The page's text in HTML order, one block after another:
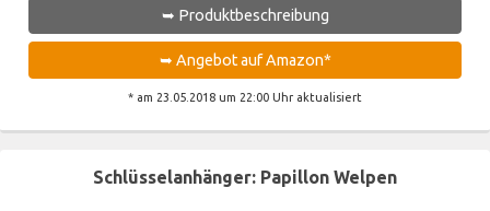
➥ Produktbeschreibung
➥ Angebot auf Amazon*
* am 23.05.2018 um 22:00 Uhr aktualisiert
Schlüsselanhänger: Papillon Welpen